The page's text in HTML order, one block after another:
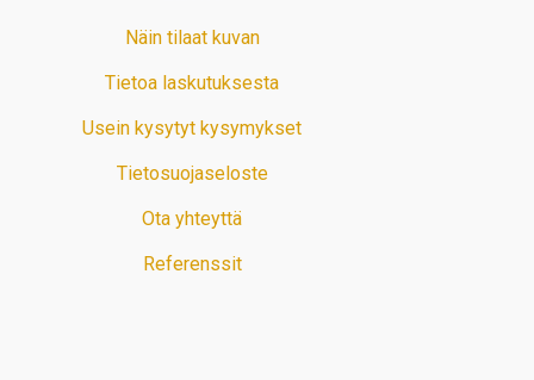
Näin tilaat kuvan
Tietoa laskutuksesta
Usein kysytyt kysymykset
Tietosuojaseloste
Ota yhteyttä
Referenssit